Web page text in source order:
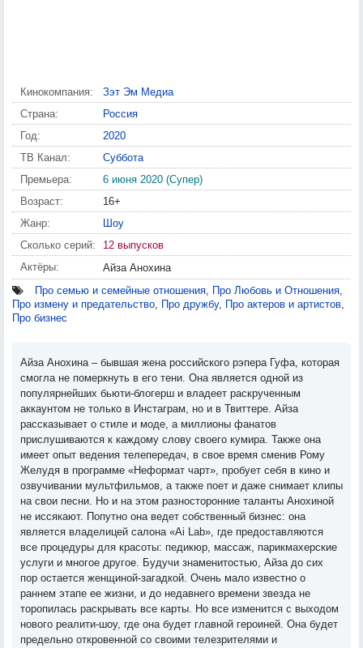
Кинокомпания:
Зэт Эм Медиа
Страна:
Россия
Год:
2020
ТВ Канал:
Суббота
Премьера:
6 июня 2020 (Супер)
Возраст:
16+
Жанр:
Шоу
Сколько серий:
12 выпусков
Актёры:
Айза Анохина
Про семью и семейные отношения, Про Любовь и Отношения,
Про измену и предательство, Про дружбу, Про актеров и артистов,
Про бизнес
Айза Анохина – бывшая жена российского рэпера Гуфа, которая
смогла не померкнуть в его тени. Она является одной из
популярнейших бьюти-блогерш и владеет раскрученным
аккаунтом не только в Инстаграм, но и в Твиттере. Айза
рассказывает о стиле и моде, а миллионы фанатов
прислушиваются к каждому слову своего кумира. Также она
имеет опыт ведения телепередач, в свое время сменив Рому
Желудя в программе «Неформат чарт», пробует себя в кино и
озвучивании мультфильмов, а также поет и даже снимает клипы
на свои песни. Но и на этом разносторонние таланты Анохиной
не иссякают. Попутно она ведет собственный бизнес: она
является владелицей салона «Ai Lab», где предоставляются
все процедуры для красоты: педикюр, массаж, парикмахерские
услуги и многое другое. Будучи знаменитостью, Айза до сих
пор остается женщиной-загадкой. Очень мало известно о
раннем этапе ее жизни, и до недавнего времени звезда не
торопилась раскрывать все карты. Но все изменится с выходом
нового реалити-шоу, где она будет главной героиней. Она будет
предельно откровенной со своими телезрителями и